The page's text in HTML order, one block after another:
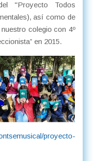
"Proyecto Todos
así como de
colegio con 4º
en 2015.
proyecto-